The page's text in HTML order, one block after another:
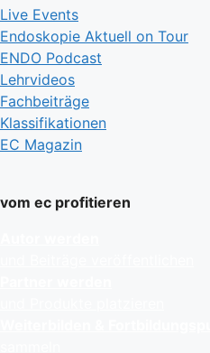
Live Events
Endoskopie Aktuell on Tour
ENDO Podcast
Lehrvideos
Fachbeiträge
Klassifikationen
EC Magazin
vom ec profitieren